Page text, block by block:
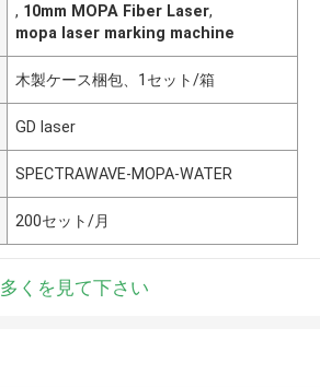
, 10mm MOPA Fiber Laser,
mopa laser marking machine
木製ケース梱包、1セット/箱
GD laser
SPECTRAWAVE-MOPA-WATER
200セット/月
多くを見て下さい